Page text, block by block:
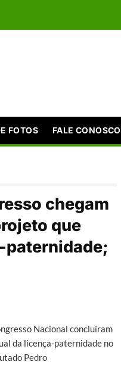
FOTOS FALE CONOSCO
chegam
que
paternidade;
Nacional concluíram
da licença-paternidade no
Pedro